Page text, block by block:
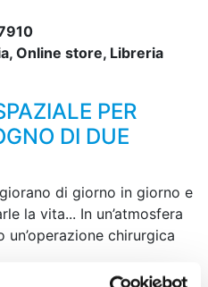
Online store, Libreria
PER
DI DUE
di giorno in giorno e
la vita... In un’atmosfera
chirurgica